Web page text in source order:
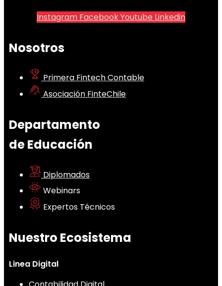
Instagram FacebookYoutube Linkedin
Nosotros
Primera Fintech Contable
Asociación FinteChile
Departamento
de Educación
Diplomados
Webinars
Expertos Técnicos
Nuestro Ecosistema
Linea Digital